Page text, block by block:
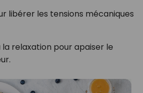
libérer les tensions mécaniques
la relaxation pour apaiser le